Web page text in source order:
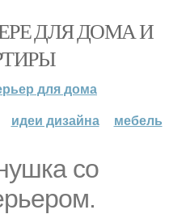
ДЛЯ ДОМА И
для дома
идеи дизайна мебель
со